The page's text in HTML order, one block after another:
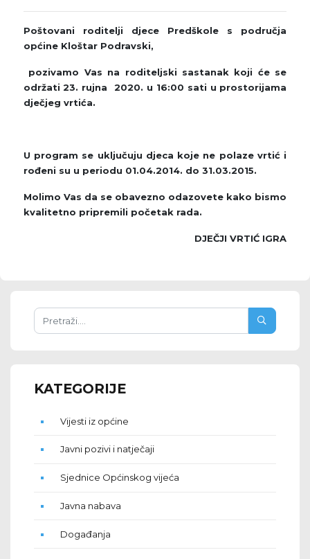
Poštovani roditelji djece Predškole s područja
općine Kloštar Podravski,
pozivamo Vas na roditeljski sastanak koji će se
održati 23. rujna 2020. u 16:00 sati u prostorijama
dječjeg vrtića.
U program se uključuju djeca koje ne polaze vrtić i
rođeni su u periodu 01.04.2014. do 31.03.2015.
Molimo Vas da se obavezno odazovete kako bismo
kvalitetno pripremili početak rada.
DJEČJI VRTIĆ IGRA
KATEGORIJE
Vijesti iz općine
Javni pozivi i natječaji
Sjednice Općinskog vijeća
Javna nabava
Događanja